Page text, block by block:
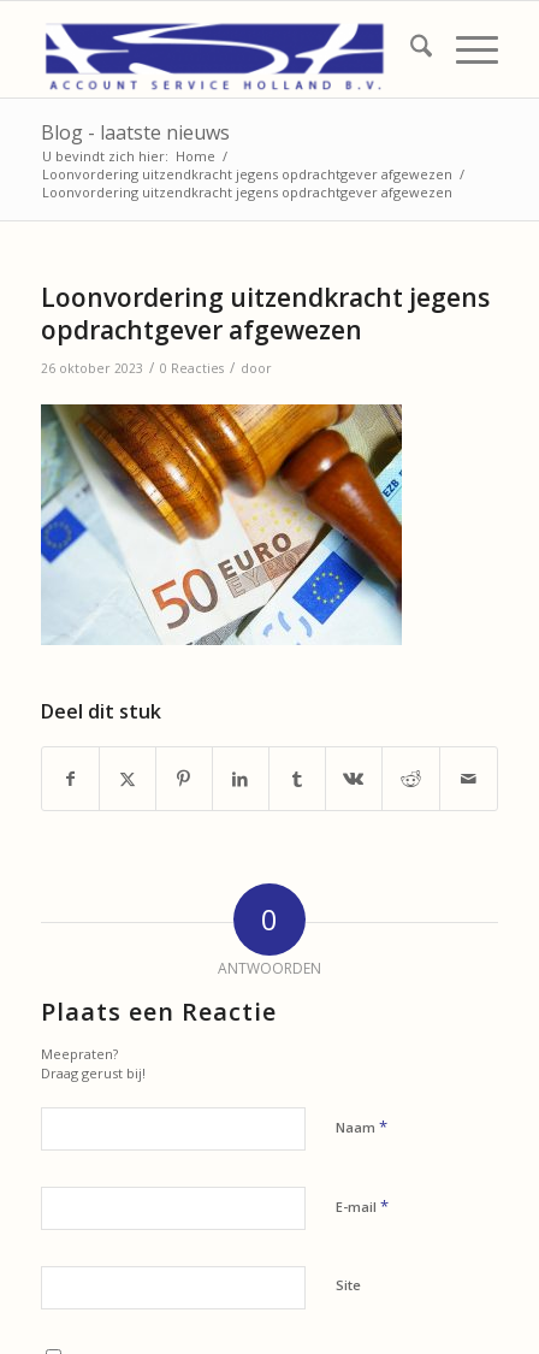
Blog - laatste nieuws
U bevindt zich hier: Home /
Loonvordering uitzendkracht jegens opdrachtgever afgewezen /
Loonvordering uitzendkracht jegens opdrachtgever afgewezen
Loonvordering uitzendkracht jegens
opdrachtgever afgewezen
26 oktober 2023 / 0 Reacties / door
Deel dit stuk
0
ANTWOORDEN
Plaats een Reactie
Meepraten?
Draag gerust bij!
Naam *
E-mail *
Site